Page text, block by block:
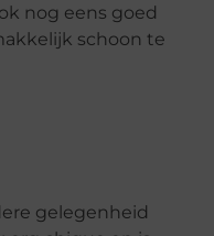
nog eens goed
schoon te
gelegenheid